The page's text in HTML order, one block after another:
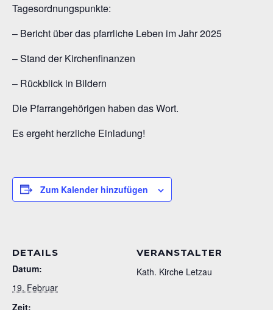
Tagesordnungspunkte:
– Bericht über das pfarrliche Leben im Jahr 2025
– Stand der Kirchenfinanzen
– Rückblick in Bildern
Die Pfarrangehörigen haben das Wort.
Es ergeht herzliche Einladung!
Zum Kalender hinzufügen
DETAILS
Datum:
19. Februar
Zeit:
VERANSTALTER
Kath. Kirche Letzau